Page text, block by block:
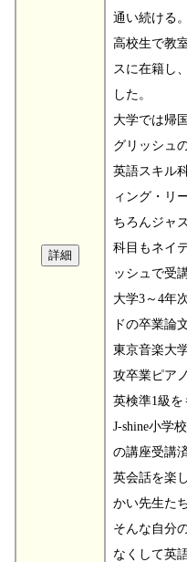
通い続ける。
高校生で教
スに在籍し
した。
大学では帰
グリッシュ
英語スキル
ィング・リ
ちろんジャ
科目もネイ
ッシュで受
大学3～4年
ドの卒業論
東京音楽大
攻卒業ピア
英検準1級を
J-shine小学
の講座受講
英会話を楽
かい先生た
そんな自分
なくして英